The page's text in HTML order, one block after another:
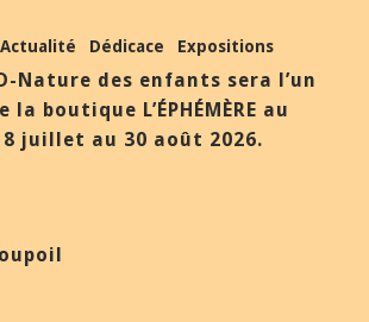
Actualité Dédicace Expositions
Nature des enfants sera l’un
boutique L’ÉPHÉMÈRE au
8 juillet au 30 août 2026.